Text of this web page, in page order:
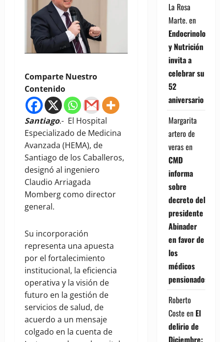
Comparte Nuestro
Contenido
Santiago.- El Hospital
Especializado de Medicina
Avanzada (HEMA), de
Santiago de los Caballeros,
designó al ingeniero
Claudio Arriagada
Momberg como director
general.
Su incorporación
representa una apuesta
por el fortalecimiento
institucional, la eficiencia
operativa y la visión de
futuro en la gestión de
servicios de salud, de
acuerdo a un mensaje
colgado en la cuenta de
La Rosa
Marte.en
Endocrinología
y Nutrición
invita a
celebrar su
52
aniversario
Margarita
artero de
verasen
CMD
informa
sobre
decreto del
presidente
Abinader
en favor de
los
médicos
pensionados
Roberto
Coste en El
delirio de
Diciembre: